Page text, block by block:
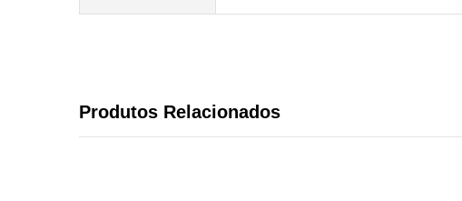
Produtos Relacionados